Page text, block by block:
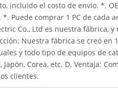
incluido el costo de envío. *.
Puede comprar 1 PC de cada
Co., Ltd es nuestra fábrica,
Nuestra fábrica se creó en
y todo tipo de equipos de
Corea, etc. D. Ventaja:
clientes.